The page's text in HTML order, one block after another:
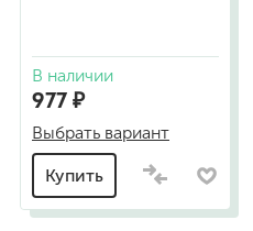
В наличии
977 ₽
Выбрать вариант
Купить